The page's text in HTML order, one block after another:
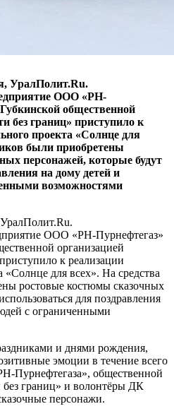
УралПолит.Ru.
ООО «РН-
общественной
без границ» приступило к
проекта «Солнце для
были приобретены
персонажей, которые будут
на дому детей и
возможностями
ООО «РН-Пурнефтегаз»
организацией
к реализации
«Солнце для всех». На средства
ростовые костюмы сказочных
для поздравления
с ограниченными
и днями рождения,
эмоции в течение всего
Пурнефтегаза», общественной
границ» и волонтёры ДК
персонажи.